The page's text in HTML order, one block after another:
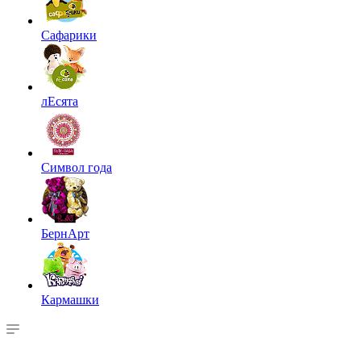
Сафарики
лЕсята
Символ года
БернАрт
Кармашки